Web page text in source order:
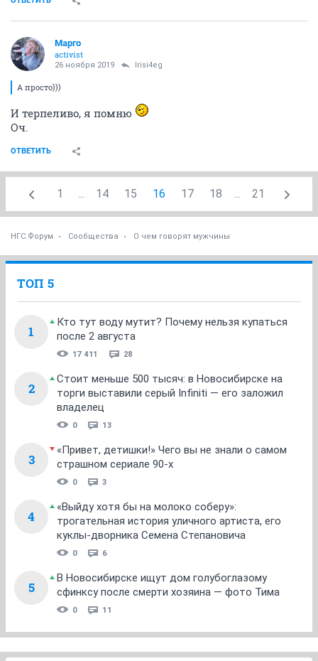
Mаргo
activist
26 ноября 2019 Irisi4eg
А просто)))
И терпеливо, я помню
Оч.
ОТВЕТИТЬ
1 ... 14 15 16 17 18 ... 21
НГС.Форум Сообщества О чем говорят мужчины
ТОП 5
1
Кто тут воду мутит? Почему нельзя купаться
после 2 августа
17 411 28
2
Стоит меньше 500 тысяч: в Новосибирске на
торги выставили серый Infiniti — его заложил
владелец
0 13
3
«Привет, детишки!» Чего вы не знали о самом
страшном сериале 90-х
0 3
4
«Выйду хотя бы на молоко соберу»:
трогательная история уличного артиста, его
куклы-дворника Семена Степановича
0 6
5
В Новосибирске ищут дом голубоглазому
сфинксу после смерти хозяина — фото Тима
0 11